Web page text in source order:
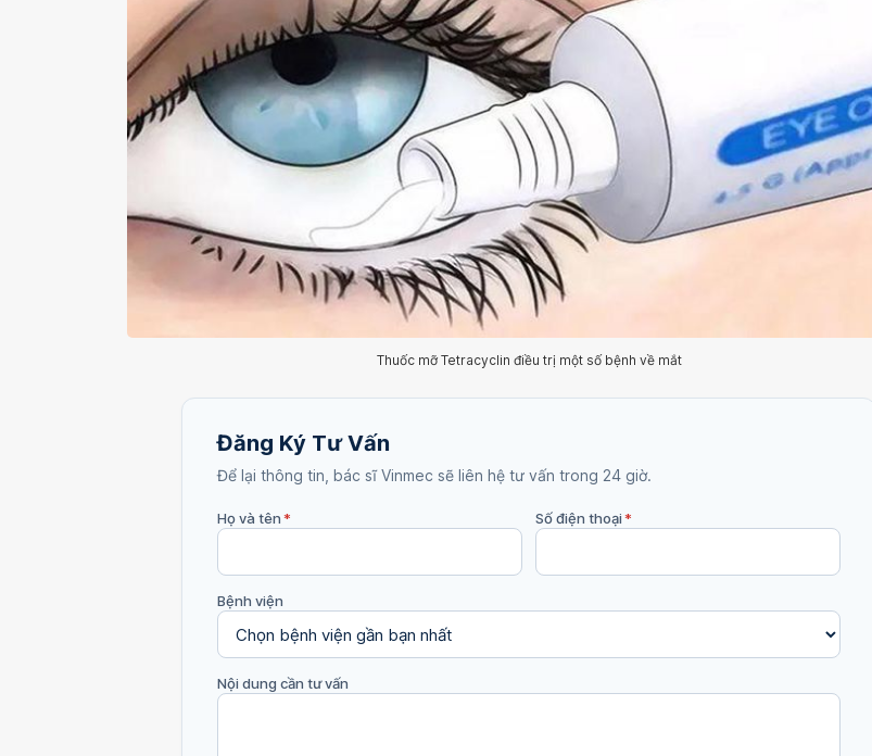
Thuốc mỡ Tetracyclin điều trị một số bệnh về mắt
Đăng Ký Tư Vấn
Để lại thông tin, bác sĩ Vinmec sẽ liên hệ tư vấn trong 24 giờ.
Họ và tên* Số điện thoại*
Bệnh viện
Nội dung cần tư vấn